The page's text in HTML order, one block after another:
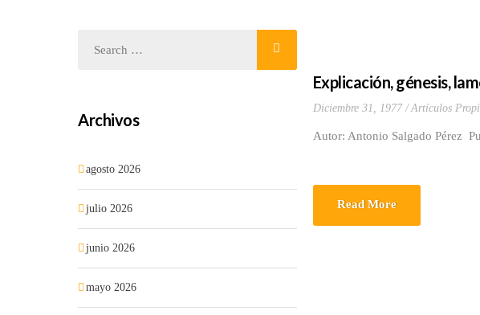
Explicación, génesis,
Diciembre 31, 1977 Artículos
Autor: Antonio Salgado Pérez
Read More
Archivos
agosto 2026
julio 2026
junio 2026
mayo 2026